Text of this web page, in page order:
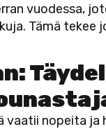
vuodessa,
Tämä
vaatii nopeita